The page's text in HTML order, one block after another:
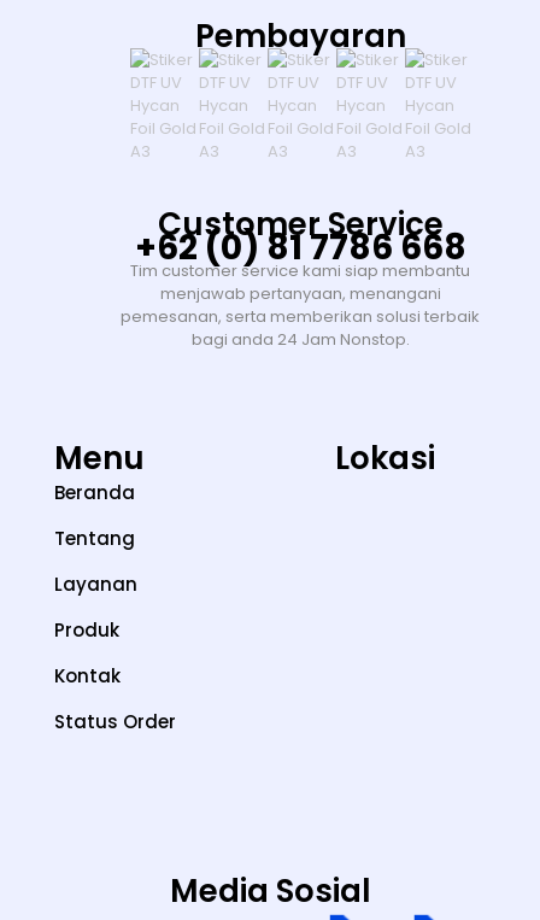
Pembayaran
Customer Service
+62 (0) 81 7786 668
Tim customer service kami siap membantu
menjawab pertanyaan, menangani
pemesanan, serta memberikan solusi terbaik
bagi anda 24 Jam Nonstop.
Menu
Beranda
Tentang
Layanan
Produk
Kontak
Status Order
Lokasi
Media Sosial